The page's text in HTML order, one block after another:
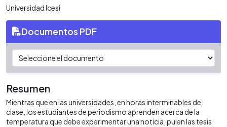
Universidad Icesi
Documentos PDF
Resumen
Mientras que en las universidades, en horas interminables de
clase, los estudiantes de periodismo aprenden acerca de la
temperatura que debe experimentar una noticia, pulen las tesis